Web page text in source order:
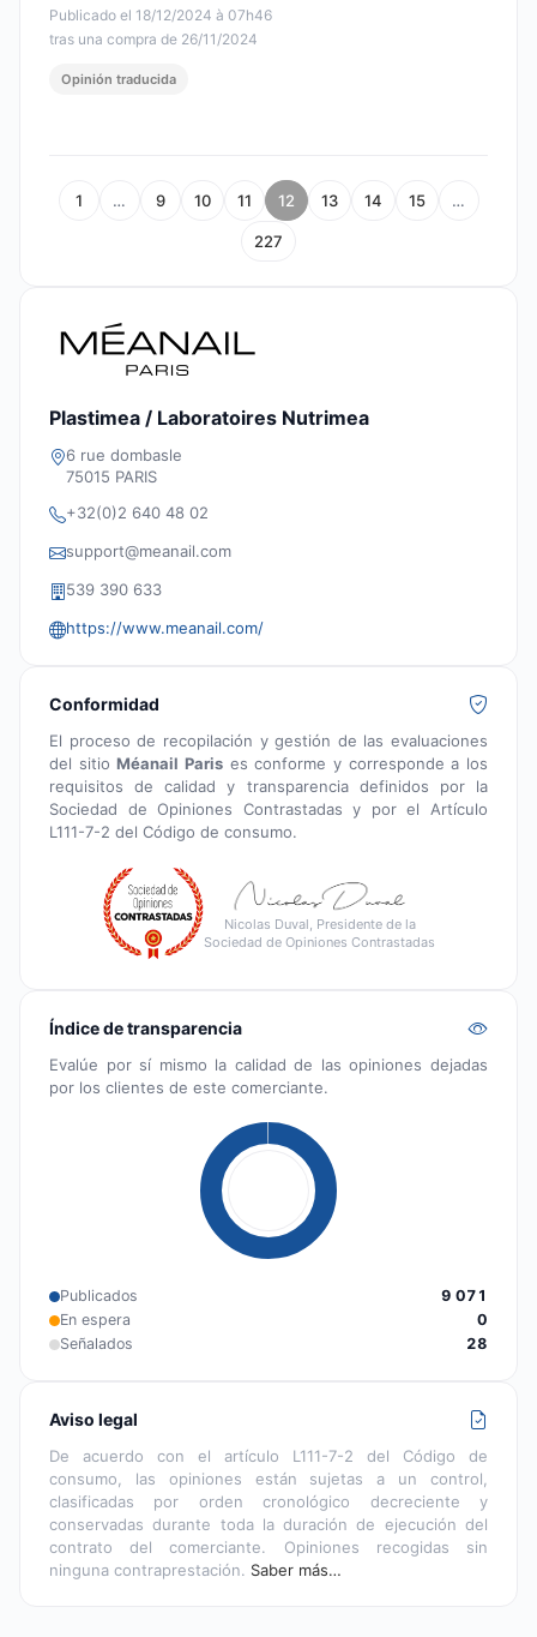
Publicado el 18/12/2024 à 07h46
tras una compra de 26/11/2024
Opinión traducida
1 … 9 10 11 12 13 14 15 …
227
Plastimea / Laboratoires Nutrimea
6 rue dombasle
75015 PARIS
+32(0)2 640 48 02
support@meanail.com
539 390 633
https://www.meanail.com/
Conformidad
El proceso de recopilación y gestión de las evaluaciones
del sitioMéanail Paris es conforme y corresponde a los
requisitos de calidad y transparencia definidos por la
Sociedad de Opiniones Contrastadas y por el Artículo
L111-7-2 del Código de consumo.
Nicolas Duval, Presidente de la
Sociedad de Opiniones Contrastadas
Índice de transparencia
Evalúe por sí mismo la calidad de las opiniones dejadas
por los clientes de este comerciante.
Publicados
9 071
En espera
0
Señalados
28
Aviso legal
De acuerdo con el artículo L111-7-2 del Código de
consumo, las opiniones están sujetas a un control,
clasificadas por orden cronológico decreciente y
conservadas durante toda la duración de ejecución del
contrato del comerciante. Opiniones recogidas sin
ninguna contraprestación. Saber más…